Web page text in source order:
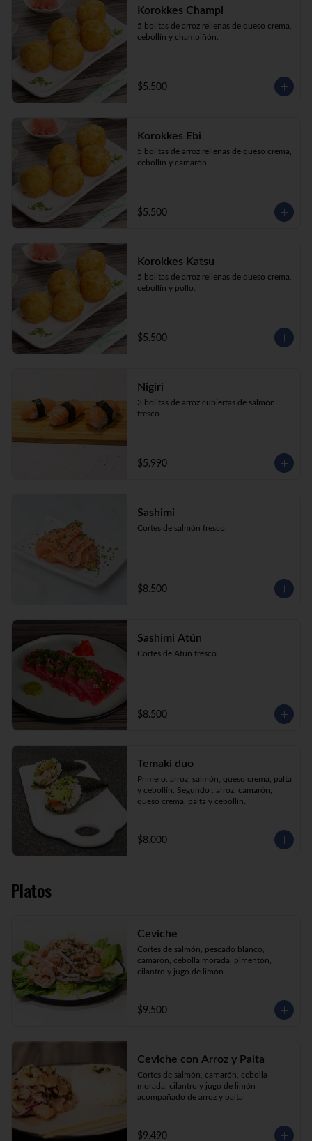
Korokkes Champi
5 bolitas de arroz rellenas de queso crema,
cebollín y champiñón.
$5.500
Korokkes Ebi
5 bolitas de arroz rellenas de queso crema,
cebollín y camarón.
$5.500
Korokkes Katsu
5 bolitas de arroz rellenas de queso crema,
cebollín y pollo.
$5.500
Nigiri
3 bolitas de arroz cubiertas de salmón
fresco.
$5.990
Sashimi
Cortes de salmón fresco.
$8.500
Sashimi Atún
Cortes de Atún fresco.
$8.500
Temaki duo
Primero: arroz, salmón, queso crema, palta
y cebollín. Segundo : arroz, camarón,
queso crema, palta y cebollín.
$8.000
Platos
Ceviche
Cortes de salmón, pescado blanco,
camarón, cebolla morada, pimentón,
cilantro y jugo de limón.
$9.500
Ceviche con Arroz y Palta
Cortes de salmón, camarón, cebolla
morada, cilantro y jugo de limón
acompañado de arroz y palta
$9.490